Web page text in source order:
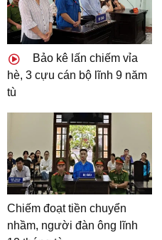
Bảo kê lấn chiếm vỉa
hè, 3 cựu cán bộ lĩnh 9 năm
tù
Chiếm đoạt tiền chuyển
nhầm, người đàn ông lĩnh